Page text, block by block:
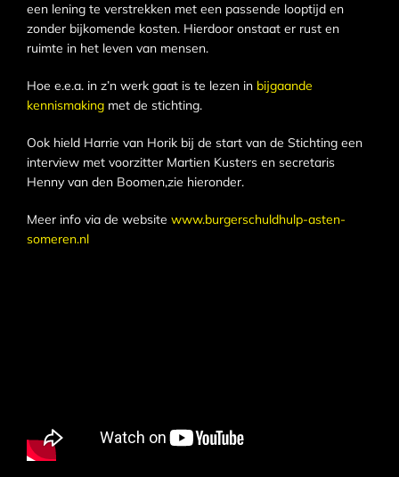
een lening te verstrekken met een passende looptijd en
zonder bijkomende kosten. Hierdoor onstaat er rust en
ruimte in het leven van mensen.
Hoe e.e.a. in z’n werk gaat is te lezen in bijgaande
kennismaking met de stichting.
Ook hield Harrie van Horik bij de start van de Stichting een
interview met voorzitter Martien Kusters en secretaris
Henny van den Boomen,zie hieronder.
Meer info via de website www.burgerschuldhulp-asten-
someren.nl